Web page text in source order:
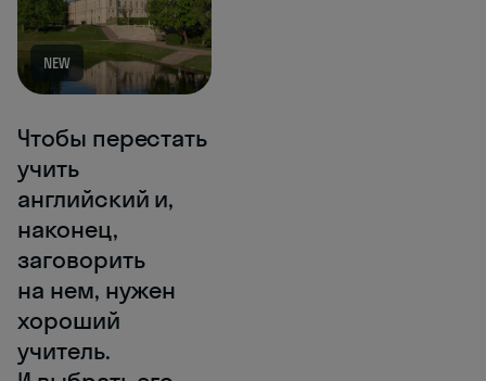
NEW
Чтобы перестать
учить
английский и,
наконец,
заговорить
на нем, нужен
хороший
учитель.